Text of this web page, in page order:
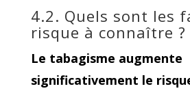
4.2. Quels sont les
risque à connaître ?
Le tabagisme augmente
significativement le